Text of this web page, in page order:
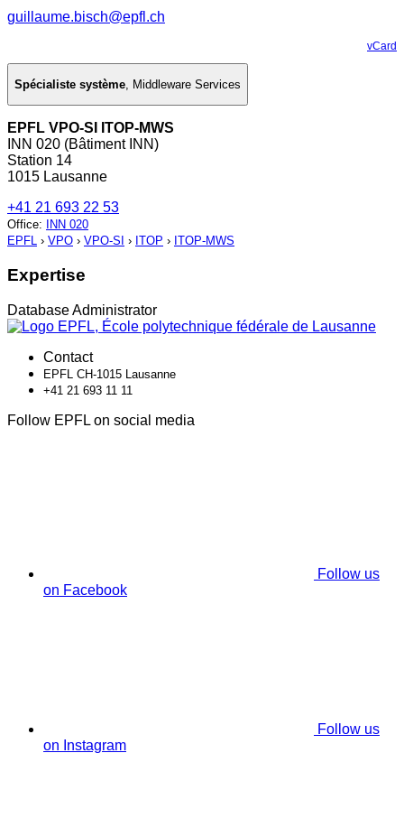
guillaume.bisch@epfl.ch
vCard
Spécialiste système, Middleware Services
EPFL VPO-SI ITOP-MWS
INN 020 (Bâtiment INN)
Station 14
1015 Lausanne
+41 21 693 22 53
Office:
INN 020
EPFL › VPO › VPO-SI › ITOP › ITOP-MWS
Expertise
Database Administrator
Contact
EPFL CH-1015 Lausanne
+41 21 693 11 11
Follow EPFL on social media
Follow us
on Facebook
Follow us
on Instagram